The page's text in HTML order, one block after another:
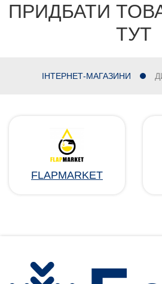
ПРИДБАТИ
ТУТ
ІНТЕРНЕТ-МАГАЗИНИ
FLAPMARKET